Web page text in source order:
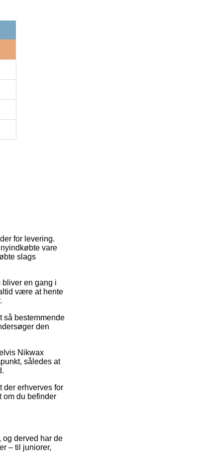
for levering.
vare
slags
bliver en gang i
være at hente
så bestemmende
den
Nikwax
således at
der erhverves for
om du befinder
og derved har de
– til juniorer,